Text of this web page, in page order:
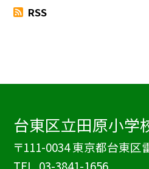
RSS
台東区立田原小学
〒111-0034 東京都台東区